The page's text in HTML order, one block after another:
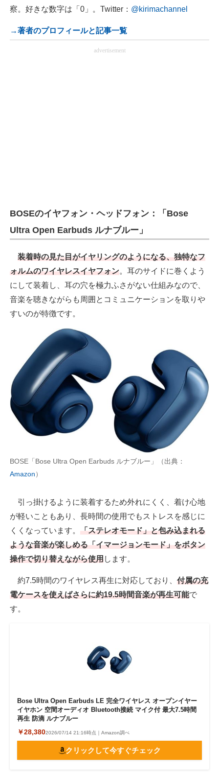
察。好きな数字は「0」。Twitter： @kirimachannel
→著者のプロフィールと記事一覧
advertisement
BOSEのイヤフォン・ヘッドフォン：「Bose
Ultra Open Earbuds ルナブルー」
装着時の見た目がイヤリングのようになる、独特なフ
ォルムのワイヤレスイヤフォン。耳のサイドに巻くよう
にして装着し、耳の穴を極力ふさがない仕組みなので、
音楽を聴きながらも周囲とコミュニケーションを取りや
すいのが特徴です。
BOSE「Bose Ultra Open Earbuds ルナブルー」（出典：
Amazon）
引っ掛けるように装着するため外れにくく、着け心地
が軽いこともあり、長時間の使用でもストレスを感じに
くくなっています。 「ステレオモード」と包み込まれる
ような音楽が楽しめる「イマージョンモード」をボタン
操作で切り替えながら使用します。
約7.5時間のワイヤレス再生に対応しており、 付属の充
電ケースを使えばさらに約19.5時間音楽が再生可能で
す。
Bose Ultra Open Earbuds LE 完全ワイヤレス オープンイヤー
イヤホン 空間オーディオ Bluetooth接続 マイク付 最大7.5時間
再生 防滴 ルナブルー
￥28,3802026/07/14 21:16時点｜Amazon調べ
クリックして今すぐチェック